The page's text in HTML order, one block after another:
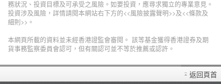
務狀況、投資目標及可承受之風險。如要投資，應尋求獨立的專業意見。
投資涉及風險，詳情請閱本網站右下方的<<風險披露聲明>>及<<條款及
細則>>。
本網頁所載的資料並未經香港證監會審閱。 該等基金獲得香港證券及期
貨事務監察委員會認可，但有關認可並不等於推薦或認許。
返回頁首